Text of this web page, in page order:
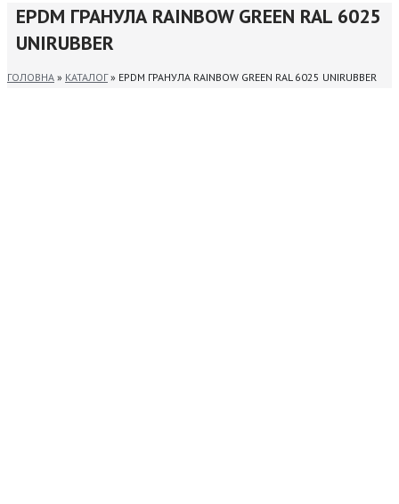
EPDM ГРАНУЛА RAINBOW GREEN RAL 6025
UNIRUBBER
ГОЛОВНА » КАТАЛОГ» EPDM ГРАНУЛА RAINBOW GREEN RAL 6025 UNIRUBBER